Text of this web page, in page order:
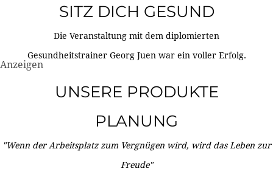
SITZ DICH GESUND
Die Veranstaltung mit dem diplomierten
Gesundheitstrainer Georg Juen war ein voller Erfolg.
Anzeigen
UNSERE PRODUKTE
PLANUNG
"Wenn der Arbeitsplatz zum Vergnügen wird, wird das Leben zur
Freude"